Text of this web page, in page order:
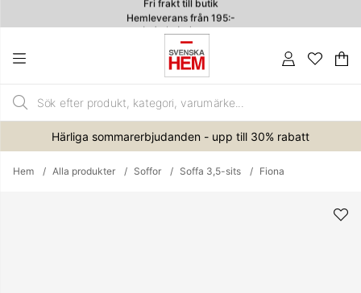
Hemleverans från 195:-
4.7
.
Härliga sommarerbjudanden - upp till 30% rabatt
Hem Alla produkter Soffor Soffa 3,5-sits Fiona